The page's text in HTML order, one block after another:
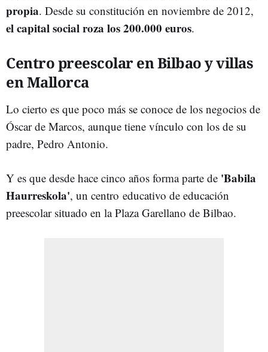
propia. Desde su constitución en noviembre de 2012,
el capital social roza los 200.000 euros.
Centro preescolar en Bilbao y villas
en Mallorca
Lo cierto es que poco más se conoce de los negocios de
Óscar de Marcos, aunque tiene vínculo con los de su
padre, Pedro Antonio.
Y es que desde hace cinco años forma parte de 'Babila
Haurreskola', un centro educativo de educación
preescolar situado en la Plaza Garellano de Bilbao.